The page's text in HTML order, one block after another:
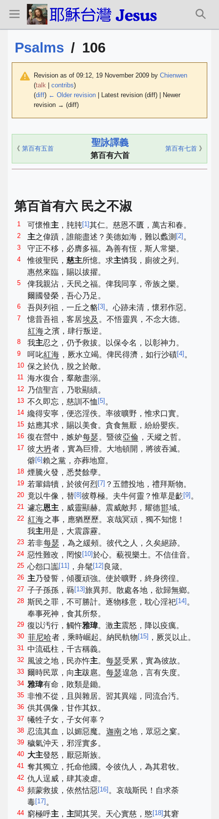
Psalms / 106
Revision as of 09:12, 19 November 2009 by Chienwen
(talk contribs)
(diff) ← Older revision | Latest revision (diff) | Newer
revision → (diff)
《 第百有五首
聖詠譯義
第百有六首
第百有七首 》
第百首有六 民之不淑
1 可懷惟主 ，肫肫[1]其仁。慈恩不匱，萬古和春。
2 主之偉蹟，誰能盡述？美德如海，難以蠡測 [2] 。
3 守正不移，必膺多福。為善有恆，斯人常樂。
4 惟彼聖民，慈主所憶。求主憐我，廁彼之列。
惠然來臨，賜以拔擢。
5
俾我親沾，天民之福。俾我同享，帝族之樂。
爾國發榮，吾心乃足。
6 吾與列祖，一丘之貉 [3] 。心跡未清，懷邪作惡。
7 憶昔吾祖，客居埃及 。不悟靈異，不念大德。
紅海之濱，肆行叛逆。
8 我主忍之，仍予救拔。以保令名，以彰神力。
9 呵叱紅海 ，厥水立竭。俾民得濟，如行沙磧[4] 。
10 保之於仇，脫之於敵。
11 海水復合，羣敵盡溺。
12 乃信聖言，乃歌顯績。
13 不久即忘，慈訓不恤 [5] 。
14 纔得安寧，便恣淫佚。率彼曠野，惟求口實。
15 姑應其求，賜以美食。貪食無厭，紛紛嬰疾。
16 復在營中，嫉妒每瑟。暨彼亞倫 ，天縱之哲。
17 彼大坍者，實為巨猾。大地頓開，將彼吞滅。
僻[6]賴之黨，亦葬地窟。
18 煙騰火發，悉焚餘孽。
19 若輩鑄犢，於彼何烈 [7] ？五體投地，禮拜斯物。
20 竟以牛像，替[8]彼尊極。夫牛何靈？惟草是齕 [9] 。
21 遽忘恩主 ，威靈顯赫。震威敵邦，耀德邯域。
22 紅海之事，應猶歷歷。哀哉冥頑，獨不知憶！
我主用是，大震霹靂。
23 若非每瑟 ，為之緩頰。彼代之人，久矣絕跡。
24 惡性難改，罔悛 [10]於心。藐視樂土。不信佳音。
25 心怨口讟[11] ，弁髦 [12] 良箴。
26 主乃發誓，傾覆頑強。使於曠野，終身徬徨。
27 子子孫孫，羇[13]旅異邦。散處各地，欲歸無鄉。
28 斯民之罪，不可勝計。逐物移意，耽心淫祀[14] 。
奉事死神，食其所祭。
29 復以汚行，觸忤雅瑋。激主震怒，降以疫癘。
30 菲尼哈者，乘時崛起。納民軌物 [15] ，厥災以止。
31 中流砥柱，千古稱義。
32 風波之地，民亦忤主。 每瑟受累，實為彼故。
33 爾時民眾，向主跋扈。 每瑟遑急，言有失度。
34 雅瑋有命，敗類是鋤。
35 非惟不從，且與雜居。習其異端，同流合汚。
36 供其偶像，甘作其奴。
37 犧牲子女，子女何辜？
38 忍流其血，以媚惡魔。 迦南之地，眾惡之窠。
39 穢氣沖天，邪淫實多。
40 大主發怒，厭惡斯族。
41 奪其獨立，托命他國。令彼仇人，為其君牧。
42 仇人逞威，肆其凌虐。
43 頻蒙救拔，依然怙惡[16] 。哀哉斯民！自求荼
毒[17] 。
44 窮極呼主 ，主聞其哭。天心實慈，愍 [18]其窘